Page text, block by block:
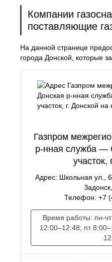
Компании
поставляющие
На данной странице
города Донской, которые
Газпром
р-нная служба —
участок,
Адрес: Школьная ул.,
Телефон: +7
Время работы: пн-
12:00–12:48; пт